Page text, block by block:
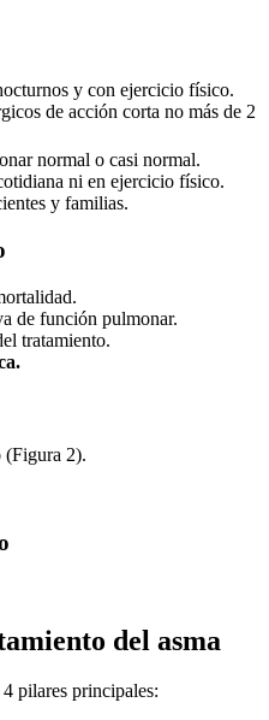
y con ejercicio físico.
de acción corta no más de 2
normal o casi normal.
ni en ejercicio físico.
y familias.
de función pulmonar.
tratamiento.
(Figura 2).
del asma
pilares principales: